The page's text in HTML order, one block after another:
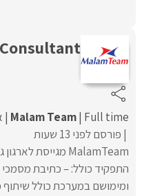
Consultant
Malam Team Full time
פורסם לפני 13 שעות
התפקיד כולל: – כתיבת מסמכי
ומימושם במערכת כולל שיתוף